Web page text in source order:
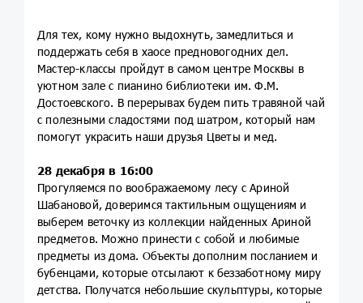
Для тех, кому нужно выдохнуть, замедлиться и
поддержать себя в хаосе предновогодних дел.
Мастер-классы пройдут в самом центре Москвы в
уютном зале с пианино библиотеки им. Ф.М.
Достоевского. В перерывах будем пить травяной чай
с полезными сладостями под шатром, который нам
помогут украсить наши друзья Цветы и мед.
28 декабря в 16:00
Прогуляемся по воображаемому лесу с Ариной
Шабановой, доверимся тактильным ощущениям и
выберем веточку из коллекции найденных Ариной
предметов. Можно принести с собой и любимые
предметы из дома. Объекты дополним посланием и
бубенцами, которые отсылают к беззаботному миру
детства. Получатся небольшие скульптуры, которые